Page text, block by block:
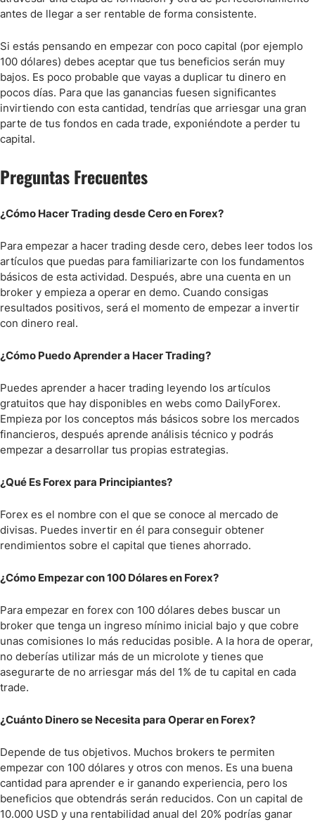
antes de llegar a ser rentable de forma consistente.
Si estás pensando en empezar con poco capital (por ejemplo
100 dólares) debes aceptar que tus beneficios serán muy
bajos. Es poco probable que vayas a duplicar tu dinero en
pocos días. Para que las ganancias fuesen significantes
invirtiendo con esta cantidad, tendrías que arriesgar una gran
parte de tus fondos en cada trade, exponiéndote a perder tu
capital.
Preguntas Frecuentes
¿Cómo Hacer Trading desde Cero en Forex?
Para empezar a hacer trading desde cero, debes leer todos los
artículos que puedas para familiarizarte con los fundamentos
básicos de esta actividad. Después, abre una cuenta en un
broker y empieza a operar en demo. Cuando consigas
resultados positivos, será el momento de empezar a invertir
con dinero real.
¿Cómo Puedo Aprender a Hacer Trading?
Puedes aprender a hacer trading leyendo los artículos
gratuitos que hay disponibles en webs como DailyForex.
Empieza por los conceptos más básicos sobre los mercados
financieros, después aprende análisis técnico y podrás
empezar a desarrollar tus propias estrategias.
¿Qué Es Forex para Principiantes?
Forex es el nombre con el que se conoce al mercado de
divisas. Puedes invertir en él para conseguir obtener
rendimientos sobre el capital que tienes ahorrado.
¿Cómo Empezar con 100 Dólares en Forex?
Para empezar en forex con 100 dólares debes buscar un
broker que tenga un ingreso mínimo inicial bajo y que cobre
unas comisiones lo más reducidas posible. A la hora de operar,
no deberías utilizar más de un microlote y tienes que
asegurarte de no arriesgar más del 1% de tu capital en cada
trade.
¿Cuánto Dinero se Necesita para Operar en Forex?
Depende de tus objetivos. Muchos brokers te permiten
empezar con 100 dólares y otros con menos. Es una buena
cantidad para aprender e ir ganando experiencia, pero los
beneficios que obtendrás serán reducidos. Con un capital de
10.000 USD y una rentabilidad anual del 20% podrías ganar